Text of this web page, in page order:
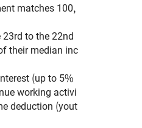
matches 100,
to the 22nd
their median inc
(up to 5%
working activi
deduction (yout